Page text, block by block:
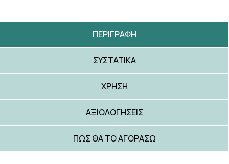
ΠΕΡΙΓΡΑΦΉ
ΣΥΣΤΑΤΙΚΆ
ΧΡΉΣΗ
ΑΞΙΟΛΟΓΉΣΕΙΣ
ΠΩΣ ΘΑ ΤΟ ΑΓΟΡΆΣΩ